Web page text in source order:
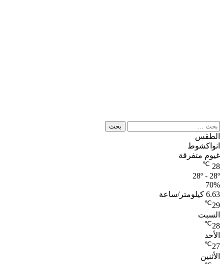
البحث
عن:
الطقس
انواكشوط
غيوم متفرقة
28
℃
28º - 28º
70%
6.63 كيلومتر/ساعة
29
℃
السبت
28
℃
الأحد
27
℃
الأثنين